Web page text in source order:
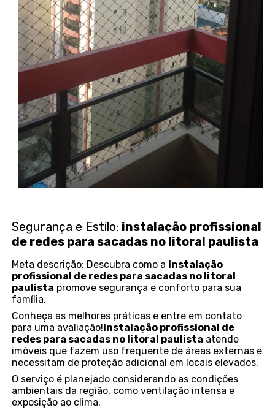
Segurança e Estilo: instalação profissional
de redes para sacadas no litoral paulista
Meta descrição: Descubra como a instalação
profissional de redes para sacadas no litoral
paulista promove segurança e conforto para sua
família.
Conheça as melhores práticas e entre em contato
para uma avaliação!instalação profissional de
redes para sacadas no litoral paulista atende
imóveis que fazem uso frequente de áreas externas e
necessitam de proteção adicional em locais elevados.
O serviço é planejado considerando as condições
ambientais da região, como ventilação intensa e
exposição ao clima.